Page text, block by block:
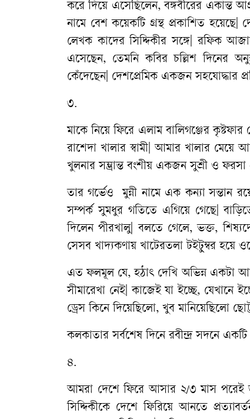
করে দিয়ে এসেছিলেন, বঙ্গবীরের একান্ত
নামে বেশ কয়েকটি গ্রন্থ প্রকাশিত
লেখক কাদের সিদ্দিকীর সঙ্গে| রফিক
এসেছেন, তেমনি কবির চল্লিশ দিনের
কেঁদেছেন| দেশপ্রেমিক একজন সহযোদ্ধার
৩.
মাকে নিয়ে ফিরে এলাম বালিগঞ্জের
রাশেদা খালার স্বামী| আমার খালার
খুলনার সম্ভ্রান্ত বংশীয় একজন সুশ্রী ও ফরসা
তার গর্ভেও মুন্নী নামে এক কন্যা সন্তান
সম্পর্ক সুমধুর গতিতে এগিয়ে গেছে|
দিলেন পীরখালু| বলতে গেলে, ভক্ত,
সেসব খাদ্যকণায় খাটেরতলা টইটুম্বর হয়ে
এত ফলমূল যে, হঠাৎ দেখি অভিন্ন একটা
সীমারেখা নেই| কাজেই যা ইচ্ছে, যেখানে
ড্রেস কিনে দিয়েছিলো, খুব মানিয়েছিলো
কলকাতার সর্বশেষ দিনে রবীন্দ্র সদনে
৪.
আমরা দেশে ফিরে আসার ২/৩ মাস পরেই
সিদ্দিকীকে দেশে ফিরিয়ে আনতে